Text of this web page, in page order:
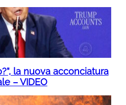
la nuova acconciatura
– VIDEO